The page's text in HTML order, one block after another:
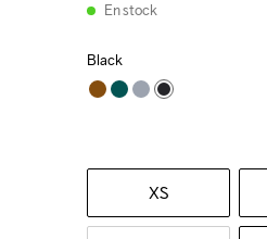
En stock
Black
XS